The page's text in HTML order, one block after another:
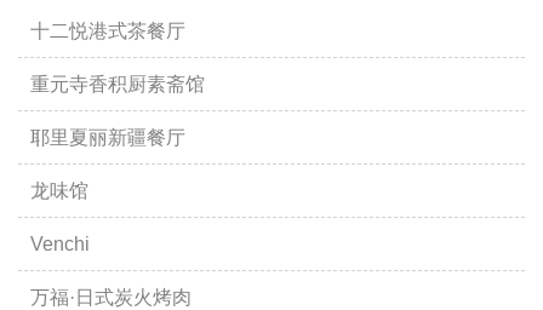
十二悦港式茶餐厅
重元寺香积厨素斋馆
耶里夏丽新疆餐厅
龙味馆
Venchi
万福·日式炭火烤肉